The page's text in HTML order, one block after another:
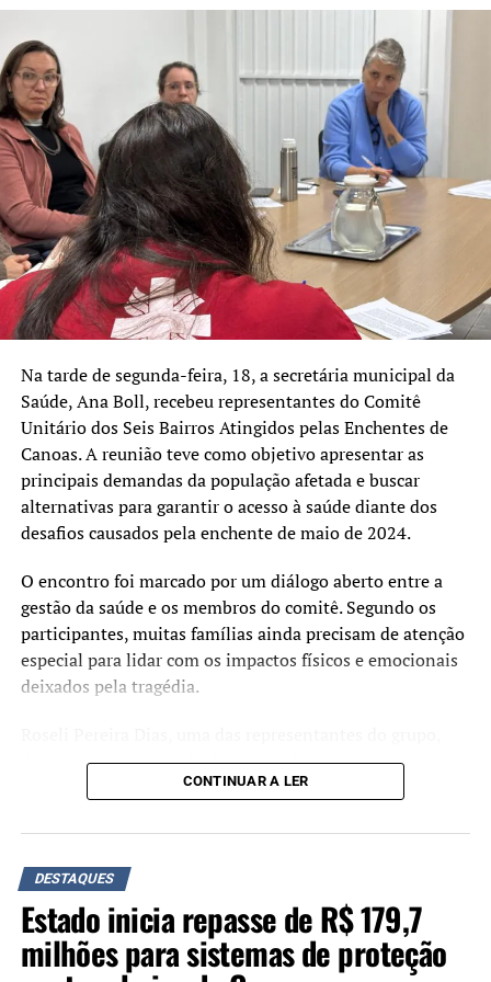
A SEGUIR UP
Corsan trabalha na recuperação da ETA Rio Branco, em
Canoas; previsão de normalização na sexta
NÃO SE ESQUEÇA
Trabalho para reativar estação de tratamento de água tem
reforço de maquinário e especialistas em rapel
Na tarde de segunda-feira, 18, a secretária municipal da
Saúde, Ana Boll, recebeu representantes do Comitê
Unitário dos Seis Bairros Atingidos pelas Enchentes de
Canoas. A reunião teve como objetivo apresentar as
principais demandas da população afetada e buscar
alternativas para garantir o acesso à saúde diante dos
desafios causados pela enchente de maio de 2024.
O encontro foi marcado por um diálogo aberto entre a
gestão da saúde e os membros do comitê. Segundo os
participantes, muitas famílias ainda precisam de atenção
especial para lidar com os impactos físicos e emocionais
deixados pela tragédia.
destacou a importância do espaço de escuta com a
“Esse diálogo com a
Secretaria da Saúde é um
passo importante para que
as demandas cheguem a
CONTINUAR A LER
DESTAQUES
Estado inicia repasse de R$ 179,7
milhões para sistemas de proteção